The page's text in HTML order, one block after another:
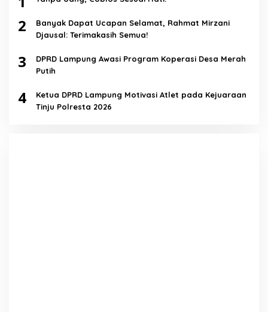
2
Banyak Dapat Ucapan Selamat, Rahmat Mirzani
Djausal: Terimakasih Semua!
3
DPRD Lampung Awasi Program Koperasi Desa Merah
Putih
4
Ketua DPRD Lampung Motivasi Atlet pada Kejuaraan
Tinju Polresta 2026